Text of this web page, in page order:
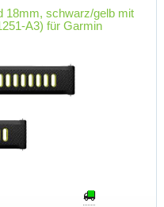
18mm, schwarz/gelb mit
A3) für Garmin